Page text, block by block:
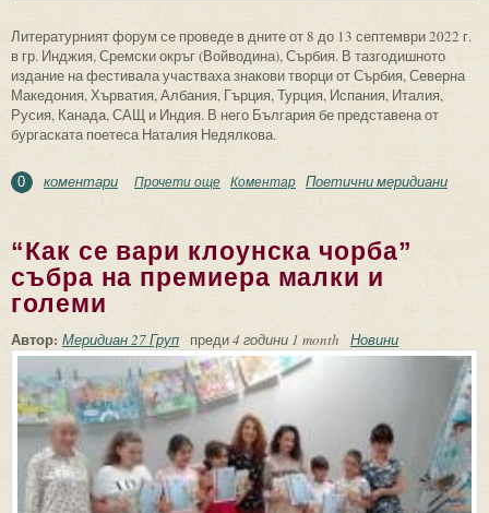
Литературният форум се проведе в дните от 8 до 13 септември 2022 г.
в гр. Инджия, Сремски окръг (Войводина), Сърбия. В тазгодишното
издание на фестивала участваха знакови творци от Сърбия, Северна
Македония, Хърватия, Албания, Гърция, Турция, Испания, Италия,
Русия, Канада, САЩ и Индия. В него България бе представена от
бургаската поетеса Наталия Недялкова.
0 коментари Прочети още about Бургаската поетеса Наталия
“Инджия Про Поет ‘2022” в Сърбия
Коментар Поетични меридиани
“Как се вари клоунска чорба”
събра на премиера малки и
големи
Автор: Меридиан 27 Груп преди4 години 1 month Новини